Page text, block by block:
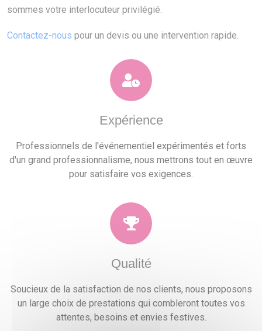
sommes votre interlocuteur privilégié.
Contactez-nous pour un devis ou une intervention rapide.
Expérience
Professionnels de l'événementiel expérimentés et forts
d'un grand professionnalisme, nous mettrons tout en œuvre
pour satisfaire vos exigences.
Qualité
Soucieux de la satisfaction de nos clients, nous proposons
un large choix de prestations qui combleront toutes vos
attentes, besoins et envies festives.